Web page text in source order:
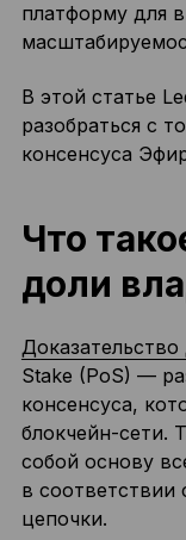
платформу для
В этой статье
разобраться с
консенсуса
Что
доли
Stake (PoS) —
консенсуса,
блокчейн-сети.
собой основу
в
цепочки.